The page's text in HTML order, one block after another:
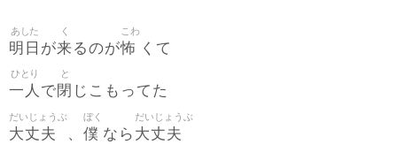
明日
あした
が来
く
るのが怖
こわ
くて
一人
ひとり
で閉
と
じこもってた
大丈夫
だいじょうぶ
、 僕
ぼく
なら 大丈夫
だいじょうぶ